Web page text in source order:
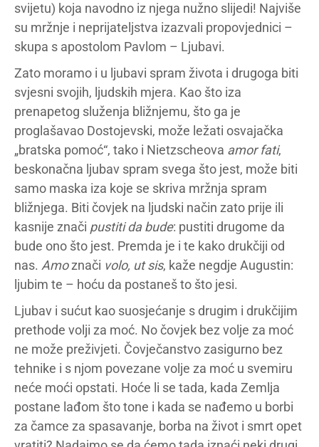
svijetu) koja navodno iz njega nužno slijedi! Najviše
su mržnje i neprijateljstva izazvali propovjednici –
skupa s apostolom Pavlom – Ljubavi.
Zato moramo i u ljubavi spram života i drugoga biti
svjesni svojih, ljudskih mjera. Kao što iza
prenapetog služenja bližnjemu, što ga je
proglašavao Dostojevski, može ležati osvajačka
„bratska pomoć“, tako i Nietzscheova amor fati,
beskonačna ljubav spram svega što jest, može biti
samo maska iza koje se skriva mržnja spram
bližnjega. Biti čovjek na ljudski način zato prije ili
kasnije znači pustiti da bude: pustiti drugome da
bude ono što jest. Premda je i te kako drukčiji od
nas. Amoznači volo, ut sis, kaže negdje Augustin:
ljubim te – hoću da postaneš to što jesi.
Ljubav i sućut kao suosjećanje s drugim i drukčijim
prethode volji za moć. No čovjek bez volje za moć
ne može preživjeti. Čovječanstvo zasigurno bez
tehnike i s njom povezane volje za moć u svemiru
neće moći opstati. Hoće li se tada, kada Zemlja
postane lađom što tone i kada se nađemo u borbi
za čamce za spasavanje, borba na život i smrt opet